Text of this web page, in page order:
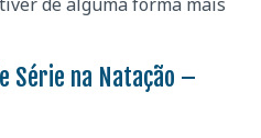
Série na Natação –